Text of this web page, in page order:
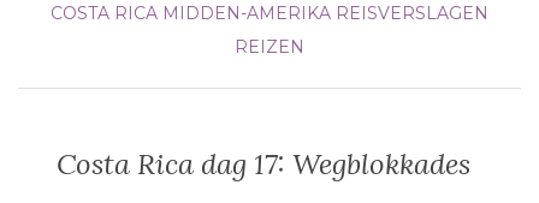
COSTA RICA MIDDEN-AMERIKA REISVERSLAGEN
REIZEN
Costa Rica dag 17: Wegblokkades